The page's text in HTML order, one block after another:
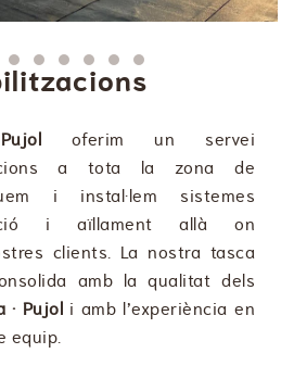
oferim un servei
a tota la zona de
i instal·lem sistemes
i aïllament allà on
clients. La nostra tasca
amb la qualitat dels
· Pujol i amb l’experiència en
equip.